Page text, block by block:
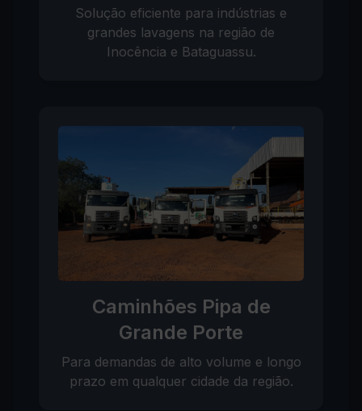
Solução eficiente para indústrias e
grandes lavagens na região de
Inocência e Bataguassu.
Caminhões Pipa de
Grande Porte
Para demandas de alto volume e longo
prazo em qualquer cidade da região.